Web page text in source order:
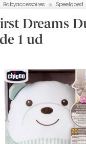
Babyaccessoires Speelgoed
Dreams
1 ud